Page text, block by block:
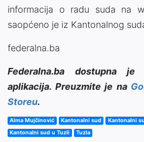
informacija o radu suda na
saopćeno je iz Kantonalnog
federalna.ba
Federalna.ba dostupna
aplikacija. Preuzmite je na
Storeu.
Alma Mujčinović Kantonalni sud
Kantonalni
Kantonalni sud u Tuzli
Tuzla